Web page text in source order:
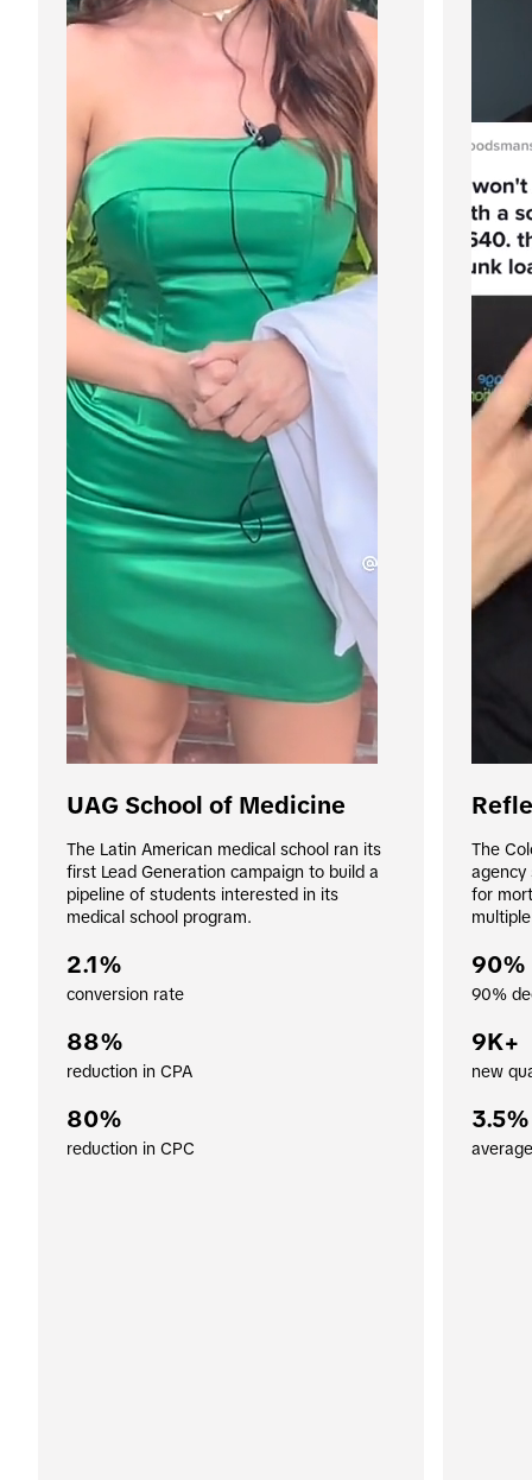
UAG School of Medicine
The Latin American medical school ran its
first Lead Generation campaign to build a
pipeline of students interested in its
medical school program.
2.1%
conversion rate
88%
reduction in CPA
80%
reduction in CPC
The
agency
for
90%
90%
9K+
new
3.5%